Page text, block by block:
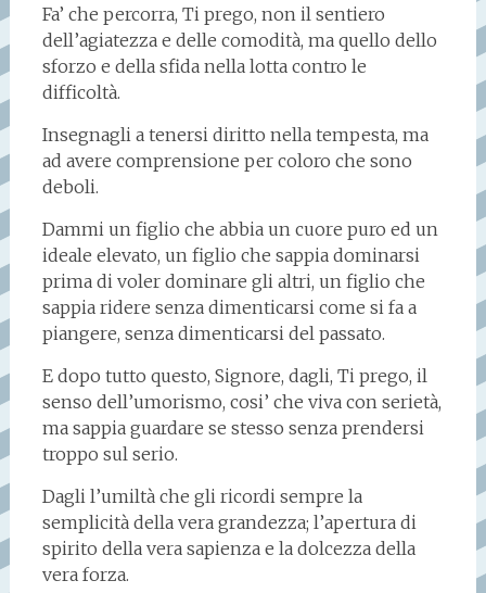
Fa’ che percorra, Ti prego, non il sentiero
dell’agiatezza e delle comodità, ma quello dello
sforzo e della sfida nella lotta contro le
difficoltà.
Insegnagli a tenersi diritto nella tempesta, ma
ad avere comprensione per coloro che sono
deboli.
Dammi un figlio che abbia un cuore puro ed un
ideale elevato, un figlio che sappia dominarsi
prima di voler dominare gli altri, un figlio che
sappia ridere senza dimenticarsi come si fa a
piangere, senza dimenticarsi del passato.
E dopo tutto questo, Signore, dagli, Ti prego, il
senso dell’umorismo, cosi’ che viva con serietà,
ma sappia guardare se stesso senza prendersi
troppo sul serio.
Dagli l’umiltà che gli ricordi sempre la
semplicità della vera grandezza; l’apertura di
spirito della vera sapienza e la dolcezza della
vera forza.